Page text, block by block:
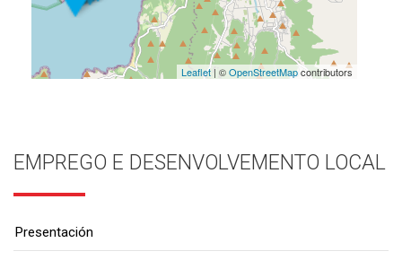
Leaflet| ©OpenStreetMapcontributors
EMPREGO E DESENVOLVEMENTO LOCAL
Presentación